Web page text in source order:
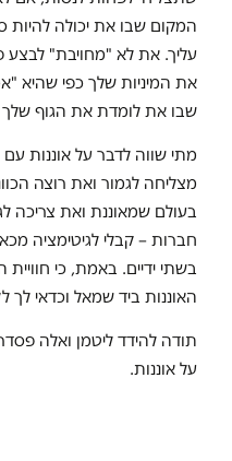
המקום שבו את יכולה להיות
עליך. את לא "מחויבת" לבצע
את המיניות שלך כפי שהיא
שבו את לומדת את הגוף שלך
מתי שווה לדבר על אוננות
מצליחה לגמור ואת רוצה
בעולם שמאוננת ואת צריכה
חברות – קבלי לגיטימציה
בשתי ידיים. באמת, כי חוויית
האוננות ביד שמאל וכדאי לך
תודה להידד ליטמן ואלה
על אוננות.